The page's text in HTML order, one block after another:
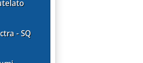
- SQ